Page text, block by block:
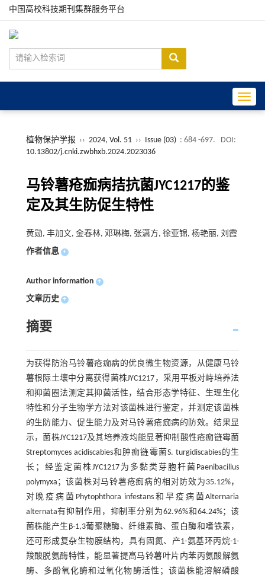
中国高校科技期刊集群服务平台
植物保护学报 ›› 2024, Vol. 51 ›› Issue (03) : 684 -697.
DOI:
10.13802/j.cnki.zwbhxb.2024.2023036
马铃薯疮痂病拮抗菌JYC1217的鉴
定及其生防促生特性
黄勋, 丰加文, 金春林, 邓琳梅, 张潇方, 徐亚锦, 杨艳丽, 刘霞
作者信息 +
Author information +
文章历史 +
摘要
为获得防治马铃薯疮痂病的优良微生物资源，从健康马铃
薯根际土壤中分离获得菌株JYC1217，采用平板对峙培养法
和抑菌圈法测定其抑菌活性，结合形态学特征、生理生化
特性和分子生物学方法对该菌株进行鉴定，并测定该菌株
的生防能力、促生能力及对马铃薯疮痂病的防效。结果显
示，菌株JYC1217及其培养液均能显著抑制酸性疮痂链霉菌
Streptomyces acidiscabies和肿痂链霉菌S. turgidiscabies的生
长；经鉴定菌株JYC1217为多黏类芽胞杆菌Paenibacillus
polymyxa；该菌株对马铃薯疮痂病的相对防效为35.12%，
对晚疫病菌Phytophthora infestans和早疫病菌Alternaria
alternata有抑制作用，抑制率分别为62.96%和64.24%；该
菌株能产生β-1,3葡聚糖酶、纤维素酶、蛋白酶和嗜铁素，
还可形成复杂生物膜结构，具有固氮、产1-氨基环丙烷-1-
羧酸脱氨酶特性，能显著提高马铃薯叶片内苯丙氨酸解氨
酶、多酚氧化酶和过氧化物酶活性；该菌株能溶解磷酸